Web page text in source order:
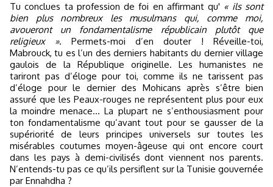
Tu conclues ta profession de foi en affirmant qu' « ils sont
bien plus nombreux les musulmans qui, comme moi,
avoueront un fondamentalisme républicain plutôt que
religieux ». Permets-moi d’en douter ! Réveille-toi,
Mabrouck, tu es l’un des derniers habitants du dernier village
gaulois de la République originelle. Les humanistes ne
tariront pas d’éloge pour toi, comme ils ne tarissent pas
d’éloge pour le dernier des Mohicans après s’être bien
assuré que les Peaux-rouges ne représentent plus pour eux
la moindre menace… La plupart ne s’enthousiasment pour
ton fondamentalisme qu’avant tout pour se gausser de la
supériorité de leurs principes universels sur toutes les
misérables coutumes moyen-âgeuse qui ont encore court
dans les pays à demi-civilisés dont viennent nos parents.
N’entends-tu pas ce qu’ils persiflent sur la Tunisie gouvernée
par Ennahdha ?